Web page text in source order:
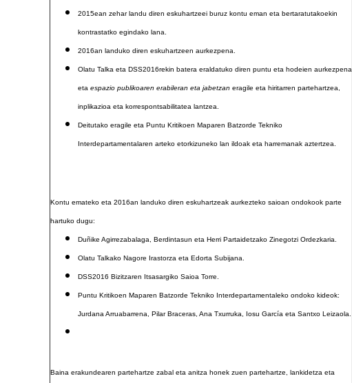
2015ean zehar landu diren eskuhartzeei buruz kontu eman eta bertaratutakoekin
kontrastatko egindako lana.
2016an landuko diren eskuhartzeen aurkezpena.
Olatu Talka eta DSS2016rekin batera eraldatuko diren puntu eta hodeien aurkezpena
eta espazio publikoaren erabileran eta jabetzan eragile eta hiritarren partehartzea,
inplikazioa eta korrespontsabilitatea lantzea.
Deitutako eragile eta Puntu Kritikoen Maparen Batzorde Tekniko
Interdepartamentalaren arteko etorkizuneko lan ildoak eta harremanak aztertzea.
Kontu emateko eta 2016an landuko diren eskuhartzeak aurkezteko saioan ondokook parte
hartuko dugu:
Duñike Agirrezabalaga, Berdintasun eta Herri Partaidetzako Zinegotzi Ordezkaria.
Olatu Talkako Nagore Irastorza eta Edorta Subijana.
DSS2016 Bizitzaren Itsasargiko Saioa Torre.
Puntu Kritikoen Maparen Batzorde Tekniko Interdepartamentaleko ondoko kideok:
Jurdana Arruabarrena, Pilar Braceras, Ana Txurruka, Iosu García eta Santxo Leizaola.
Baina erakundearen partehartze zabal eta anitza honek zuen partehartze, lankidetza eta